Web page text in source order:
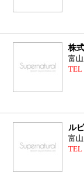
株
富
TEL
ル
富
TEL